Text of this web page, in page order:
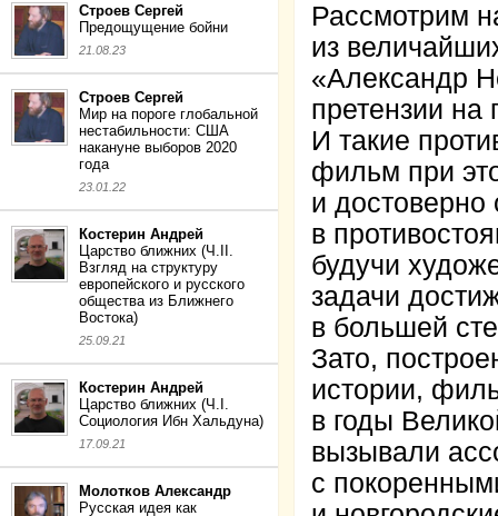
Строев Сергей
Предощущение бойни
21.08.23
Строев Сергей
Мир на пороге глобальной
нестабильности: США
накануне выборов 2020
года
23.01.22
Костерин Андрей
Царство ближних (Ч.II.
Взгляд на структуру
европейского и русского
общества из Ближнего
Востока)
25.09.21
Костерин Андрей
Царство ближних (Ч.I.
Социология Ибн Хальдуна)
17.09.21
Молотков Александр
Русская идея как
Рассмотрим
из
«Александр
претензии на
И такие
фильм при
и
в
будучи
задачи
в большей
Зато,
истории,
в годы
вызывали
с